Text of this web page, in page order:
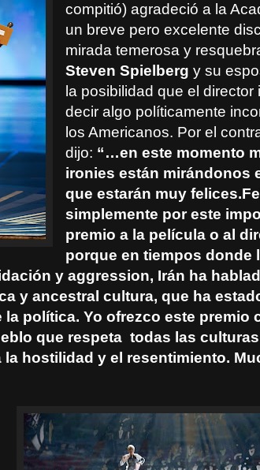
compitió) agradeció a la
un breve pero excelente
mirada temerosa y
Steven Spielberg y su
la posibilidad que el director
decir algo políticamente
los Americanos. Por el
dijo: “…en este momento
ironies están mirándonos
que estarán muy
simplemente por este
premio a la película o al
porque en tiempos donde
y aggression, Irán ha
y ancestral cultura, que ha
la política. Yo ofrezco este premio
que respeta todas las
hostilidad y el resentimiento.